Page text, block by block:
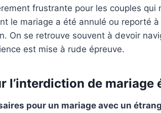
frustrante pour les couples qui
le mariage a été annulé ou reporté
On se retrouve souvent à devoir
est mise à rude épreuve.
l’interdiction de mariage
pour un mariage avec un